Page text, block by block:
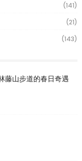
(141)
(21)
(143)
藤山步道的春日奇遇